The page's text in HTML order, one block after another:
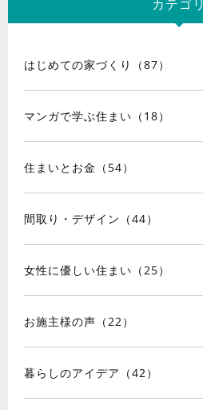
カテゴリ
はじめての家づくり（87）
マンガで学ぶ住まい（18）
住まいとお金（54）
間取り・デザイン（44）
女性に優しい住まい（25）
お施主様の声（22）
暮らしのアイデア（42）